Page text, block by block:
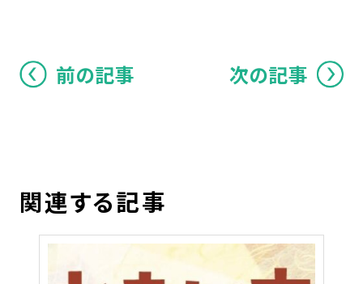
前の記事 次の記事
関連する記事